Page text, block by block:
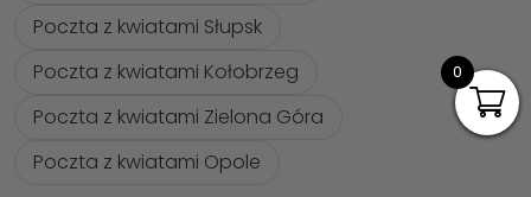
Poczta z kwiatami Słupsk
Poczta z kwiatami Kołobrzeg
Poczta z kwiatami Zielona Góra
Poczta z kwiatami Opole
0